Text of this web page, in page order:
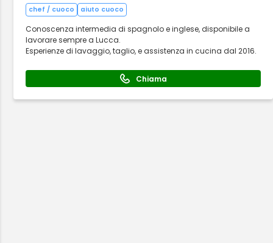
chef / cuoco aiuto cuoco
Conoscenza intermedia di spagnolo e inglese, disponibile a
lavorare sempre a Lucca.
Esperienze di lavaggio, taglio, e assistenza in cucina dal 2016.
Chiama